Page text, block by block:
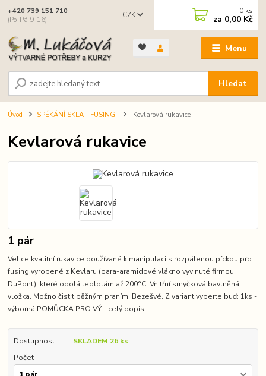
Menu
CZK
Hledat
+420 739 151 710
(Po-Pá 9-16)
0 ks
za 0,00 Kč
Úvod SPÉKÁNÍ SKLA - FUSING Kevlarová rukavice
Kevlarová rukavice
1 pár
Velice kvalitní rukavice používané k manipulaci s rozpálenou píckou pro
fusing vyrobené z Kevlaru (para-aramidové vlákno vyvinuté firmou
DuPont), které odolá teplotám až 200°C. Vnitřní smyčková bavlněná
vložka. Možno čistit běžným praním. Bezešvé. Z variant vyberte buď: 1ks -
výborná POMŮCKA PRO VÝ... celý popis
Dostupnost
SKLADEM 26 ks
Počet